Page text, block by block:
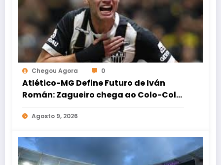
Chegou Agora 0
Atlético-MG Define Futuro de Iván
Román: Zagueiro chega ao Colo-Colo
por Empréstimo
Agosto 9, 2026